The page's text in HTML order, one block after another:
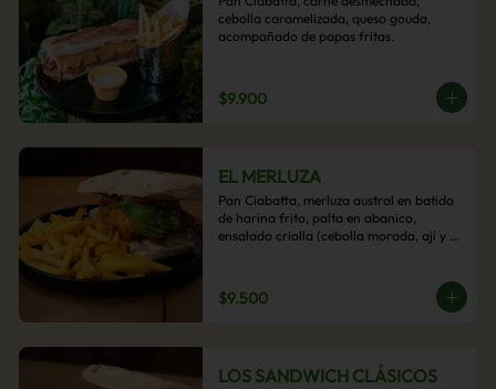
cebolla caramelizada, queso gouda,
acompañado de papas fritas.
$9.900
EL MERLUZA
Pan Ciabatta, merluza austral en batido
de harina frito, palta en abanico,
ensalada criolla (cebolla morada, ají y
$9.500
LOS SANDWICH CLÁSICOS